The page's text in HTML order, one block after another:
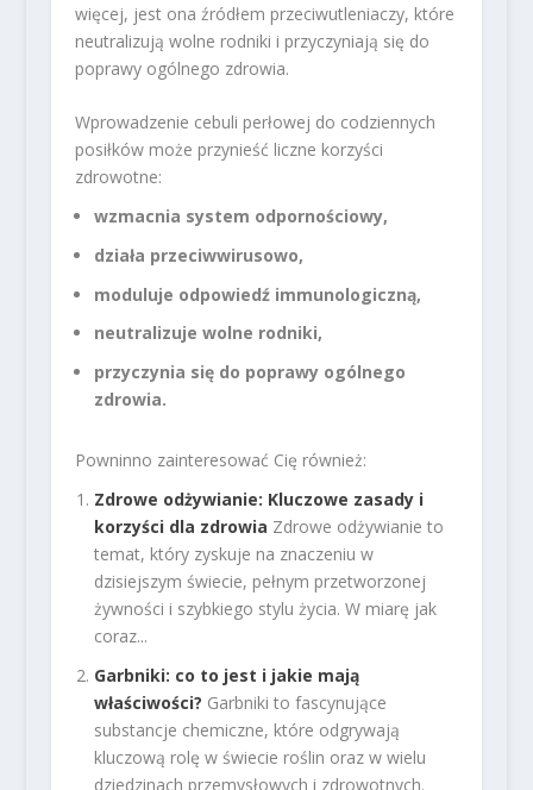
więcej, jest ona źródłem przeciwutleniaczy, które
neutralizują wolne rodniki i przyczyniają się do
poprawy ogólnego zdrowia.
Wprowadzenie cebuli perłowej do codziennych
posiłków może przynieść liczne korzyści
zdrowotne:
wzmacnia system odpornościowy,
działa przeciwwirusowo,
moduluje odpowiedź immunologiczną,
neutralizuje wolne rodniki,
przyczynia się do poprawy ogólnego
zdrowia.
Powninno zainteresować Cię również:
Zdrowe odżywianie: Kluczowe zasady i
korzyści dla zdrowia Zdrowe odżywianie to
temat, który zyskuje na znaczeniu w
dzisiejszym świecie, pełnym przetworzonej
żywności i szybkiego stylu życia. W miarę jak
coraz...
Garbniki: co to jest i jakie mają
właściwości? Garbniki to fascynujące
substancje chemiczne, które odgrywają
kluczową rolę w świecie roślin oraz w wielu
dziedzinach przemysłowych i zdrowotnych.